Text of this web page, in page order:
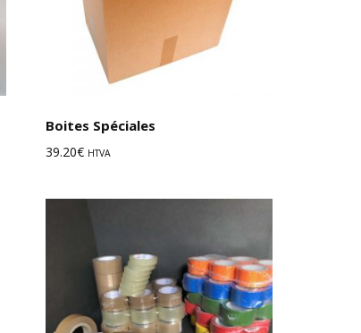
Boites Spéciales
39.20€ HTVA